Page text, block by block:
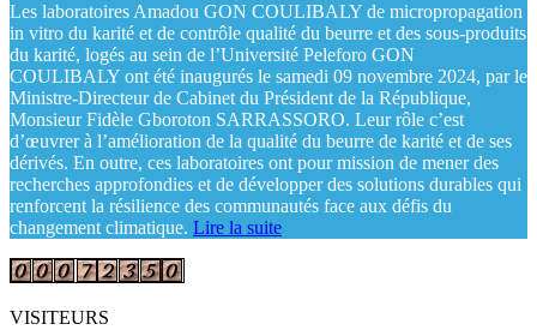
Les laboratoires Amadou GON COULIBALY de micropropagation
in vitro du karité et de contrôle qualité du beurre et des sous-produits
du karité, logés au sein de l’Université Peleforo GON
COULIBALY ont été inaugurés le samedi 09 novembre 2024, par le
Ministre-Directeur de Cabinet du Président de la République,
Monsieur Fidèle Gboroton SARRASSORO. Leur rôle c’est
d’œuvrer à l’amélioration de la qualité du beurre de karité et de ses
dérivés. En outre, ces laboratoires ont pour mission de mener des
recherches approfondies et de développer des solutions durables qui
renforcent la résilience des communautés face aux défis du
changement climatique. Lire la suite
VISITEURS